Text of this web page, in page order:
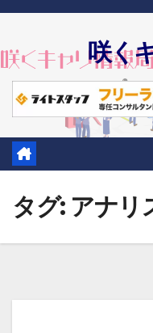
Skip
content
咲く
タグ: アナリ